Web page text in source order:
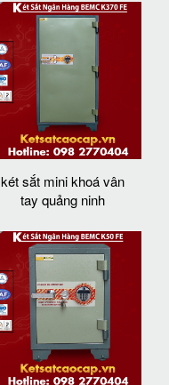
két sắt mini khoá vân
tay quảng ninh